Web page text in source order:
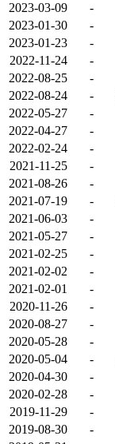
2023-03-09
-
2023-01-30
-
2023-01-23
-
2022-11-24
-
2022-08-25
-
2022-08-24
-
2022-05-27
-
2022-04-27
-
2022-02-24
-
2021-11-25
-
2021-08-26
-
2021-07-19
-
2021-06-03
-
2021-05-27
-
2021-02-25
-
2021-02-02
-
2021-02-01
-
2020-11-26
-
2020-08-27
-
2020-05-28
-
2020-05-04
-
2020-04-30
-
2020-02-28
-
2019-11-29
-
2019-08-30
-